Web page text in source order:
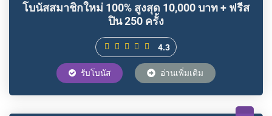
โบนัสสมาชิกใหม่ 100% สูงสุด 10,000 บาท + ฟรีส
ปิน 250 ครั้ง
4.3
รับโบนัส อ่านเพิ่มเติม